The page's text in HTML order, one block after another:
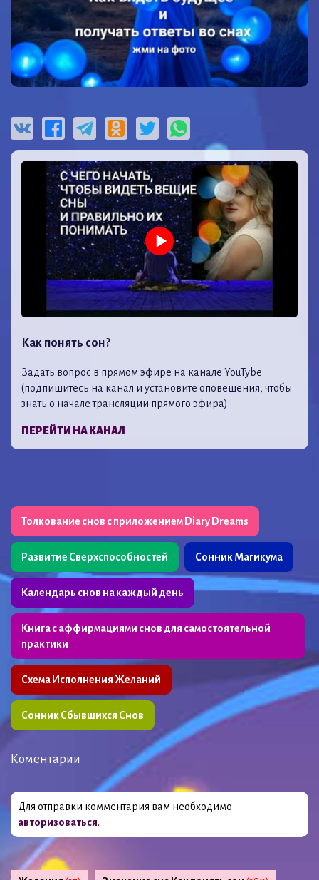
Как понять сон?
Задать вопрос в прямом эфире на канале YouTybe
(подпишитесь на канал и установите оповещения, чтобы
знать о начале трансляции прямого эфира)
ПЕРЕЙТИ НА КАНАЛ
Толкование снов с приложением Diary Dreams
Развитие Сверхспособностей Сонник Магикума
Календарь снов на каждый день
Книга с аффирмациями снов для самостоятельной
практики
Схема Исполнения Желаний
Сонник Сбывшихся Снов
Коментарии
Для отправки комментария вам необходимо
авторизоваться.